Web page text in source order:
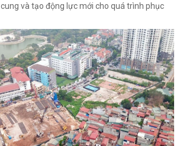
và tạo động lực mới cho quá trình phục